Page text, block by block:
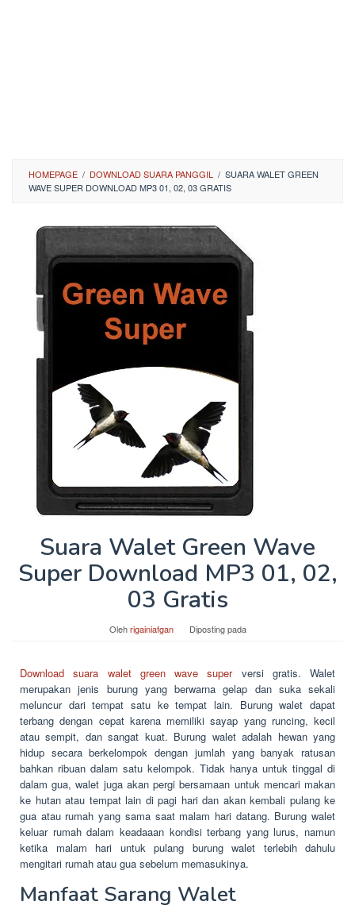
HOMEPAGE / DOWNLOAD SUARA PANGGIL / SUARA WALET GREEN
WAVE SUPER DOWNLOAD MP3 01, 02, 03 GRATIS
Suara Walet Green Wave
Super Download MP3 01, 02,
03 Gratis
Olehrigainiafgan Diposting pada
Download suara walet green wave superversi gratis. Walet
merupakan jenis burung yang berwarna gelap dan suka sekali
meluncur dari tempat satu ke tempat lain. Burung walet dapat
terbang dengan cepat karena memiliki sayap yang runcing, kecil
atau sempit, dan sangat kuat. Burung walet adalah hewan yang
hidup secara berkelompok dengan jumlah yang banyak ratusan
bahkan ribuan dalam satu kelompok. Tidak hanya untuk tinggal di
dalam gua, walet juga akan pergi bersamaan untuk mencari makan
ke hutan atau tempat lain di pagi hari dan akan kembali pulang ke
gua atau rumah yang sama saat malam hari datang. Burung walet
keluar rumah dalam keadaaan kondisi terbang yang lurus, namun
ketika malam hari untuk pulang burung walet terlebih dahulu
mengitari rumah atau gua sebelum memasukinya.
Manfaat Sarang Walet